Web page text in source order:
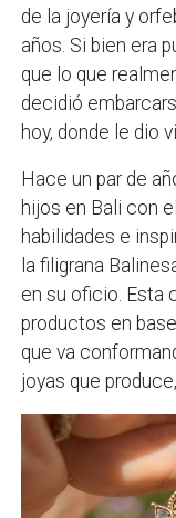
de la joyería y
años. Si bien era
que lo que
decidió
hoy, donde le dio
Hace un par de
hijos en Bali con
habilidades e
la filigrana
en su oficio. Esta
productos en
que va
joyas que